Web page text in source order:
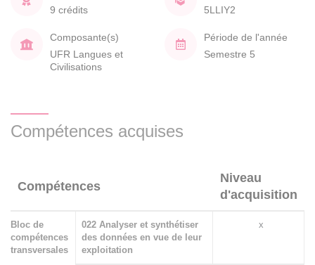
9 crédits
5LLIY2
Composante(s)
UFR Langues et
Civilisations
Période de l'année
Semestre 5
Compétences acquises
Compétences
Niveau
d'acquisition
Bloc de
compétences
transversales
022 Analyser et synthétiser
des données en vue de leur
exploitation
x